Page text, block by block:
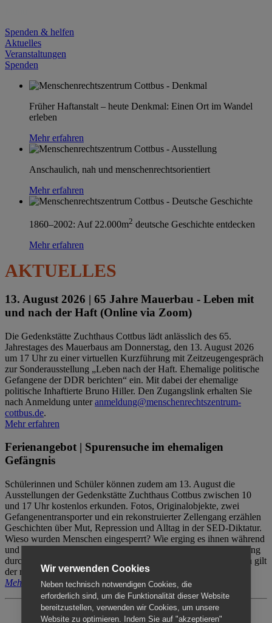
Spenden & helfen
Aktuelles
Veranstaltungen
Spenden
Früher Haftanstalt – heute Denkmal: Einen Ort im Wandel
erleben
Mehr erfahren
Anschaulich, nah und menschenrechtsorientiert
Mehr erfahren
1860–2002: Auf 22.000m2 deutsche Geschichte entdecken
Mehr erfahren
AKTUELLES
13. August 2026 | 65 Jahre Mauerbau - Leben mit
und nach der Haft (Online via Zoom)
Die Gedenkstätte Zuchthaus Cottbus lädt anlässlich des 65.
Jahrestages des Mauerbaus am Donnerstag, den 13. August 2026
um 17 Uhr zu einer virtuellen Kurzführung mit Zeitzeugengespräch
zur Sonderausstellung „Leben nach der Haft. Ehemalige politische
Gefangene der DDR berichten“ ein. Mit dabei der ehemalige
politische Inhaftierte Bruno Hiller. Den Zugangslink erhalten Sie
nach Anmeldung unteranmeldung@menschenrechtszentrum-
cottbus.de.
Mehr erfahren
Ferienangebot | Spurensuche im ehemaligen
Gefängnis
Schülerinnen und Schüler können zudem am 13. August die
Ausstellungen der Gedenkstätte Zuchthaus Cottbus zwischen 10
und 17 Uhr kostenlos erkunden. Fotos, Originalobjekte, zwei
Gefangenentransporter und ein rekonstruierter Zellengang erzählen
Geschichten über Mut, Repression und Alltag in der SED-Diktatur.
Wieso wurden Menschen eingesperrt? Wie erging es ihnen während
und nach der Haft? Der Besuch erfolgt individuell ohne Betreuung
durch das Menschenrechtszentrum Cottbus. Für Begleitpersonen gilt
der reguläre Eintritt (8€ / ermäßigt 5€).
Mehr erfahren
Wir verwenden Cookies
Neben technisch notwendigen Cookies, die
erforderlich sind, um die Funktionalität dieser Website
bereitzustellen, verwenden wir Cookies, um unsere
Website zu optimieren. Indem Sie auf "akzeptieren"